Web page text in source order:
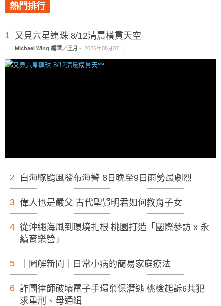
熱門排行
1 又見六星連珠 8/12清晨橫貫天空
Michael Wing 編譯／王月 - 2026年08月07日
2 白海豚颱風發布海警 8日晚至9日雨勢最劇烈
3 偉人也是嚴父 古代聖賢明君如何教育子女
4 從沖繩海風到環境扎根 桃園打造「國際參訪 x 永
續育樂營」
5 ｜圖解新聞｜日常小病的簡易家庭療法
6 詐團律師破壞電子手環棄保潛逃 桃檢起訴6共犯
求重刑、母通緝